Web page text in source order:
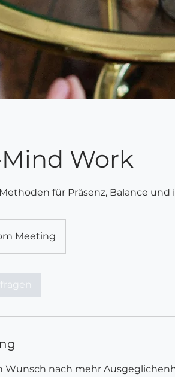
Work
für Präsenz, Balance
Meeting
Wunsch nach mehr